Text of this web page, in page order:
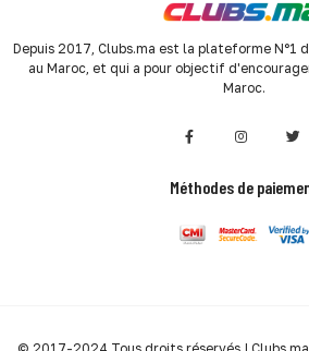
Depuis 2017, Clubs.ma est la plateforme N°1
au Maroc, et qui a pour objectif
Maroc.
Méthodes de